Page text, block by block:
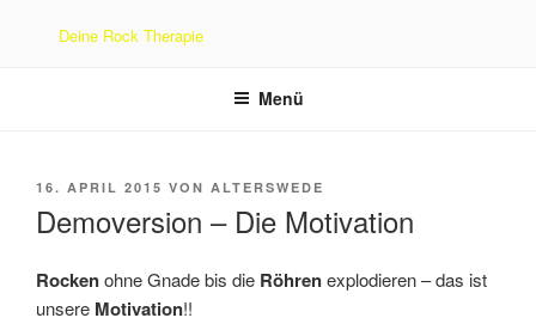
Deine Rock Therapie
Menü
VERÖFFENTLICHT
16. APRIL 2015 VON ALTERSWEDE
Demoversion – Die Motivation
Rockenohne Gnade bis die Röhrenexplodieren – das ist
unsere Motivation!!